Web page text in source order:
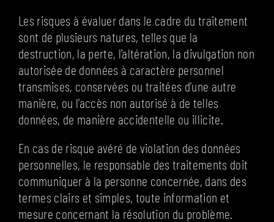
Les risques à évaluer dans le cadre du traitement
sont de plusieurs natures, telles que la
destruction, la perte, l’altération, la divulgation non
autorisée de données à caractère personnel
transmises, conservées ou traitées d’une autre
manière, ou l’accès non autorisé à de telles
données, de manière accidentelle ou illicite.
En cas de risque avéré de violation des données
personnelles, le responsable des traitements doit
communiquer à la personne concernée, dans des
termes clairs et simples, toute information et
mesure concernant la résolution du problème.